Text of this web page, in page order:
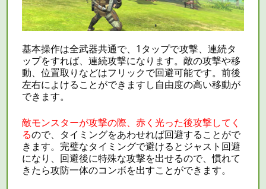
基本操作は全武器共通で、1タップで攻撃、連続タ
ップをすれば、連続攻撃になります。敵の攻撃や移
動、位置取りなどはフリックで回避可能です。前後
左右によけることができますし自由度の高い移動が
できます。
敵モンスターが攻撃の際、赤く光った後攻撃してく
るので、タイミングをあわせれば回避することがで
きます。完璧なタイミングで避けるとジャスト回避
になり、回避後に特殊な攻撃を出せるので、慣れて
きたら攻防一体のコンボを出すことができます。